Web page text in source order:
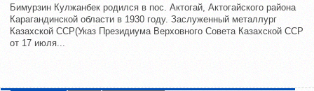
Бимурзин Кулжанбек родился в пос. Актогай, Актогайского района
Карагандинской области в 1930 году. Заслуженный металлург
Казахской ССР(Указ Президиума Верховного Совета Казахской ССР
от 17 июля...